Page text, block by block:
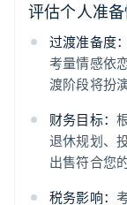
评估个人准
过渡准备度
考量情感依
渡阶段将扮
财务目标：
退休规划、
出售符合您
税务影响：